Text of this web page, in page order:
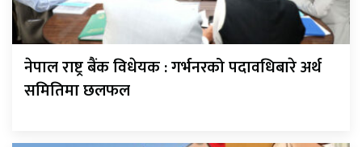
नेपाल राष्ट्र बैंक विधेयक : गर्भनरको पदावधिबारे अर्थ
समितिमा छलफल